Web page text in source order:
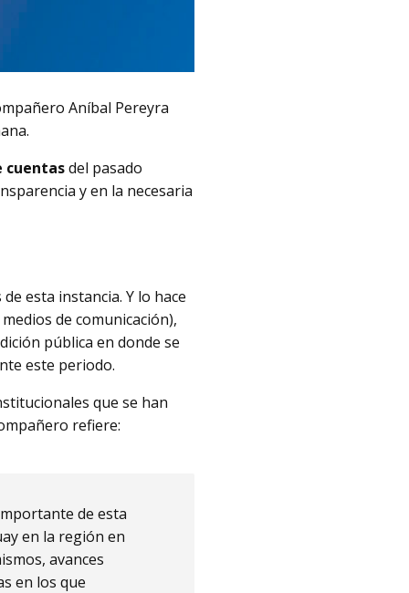
Aníbal Pereyra
cuentasdel pasado
y en la necesaria
esta instancia. Y lo hace
de comunicación),
pública en donde se
este periodo.
que se han
refiere:
de esta
en la región en
avances
en los que